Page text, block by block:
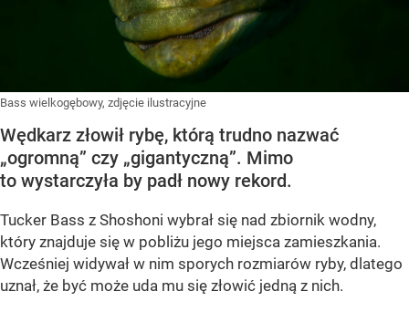
Bass wielkogębowy, zdjęcie ilustracyjne
Wędkarz złowił rybę, którą trudno nazwać
„ogromną” czy „gigantyczną”. Mimo
to wystarczyła by padł nowy rekord.
Tucker Bass z Shoshoni wybrał się nad zbiornik wodny,
który znajduje się w pobliżu jego miejsca zamieszkania.
Wcześniej widywał w nim sporych rozmiarów ryby, dlatego
uznał, że być może uda mu się złowić jedną z nich.